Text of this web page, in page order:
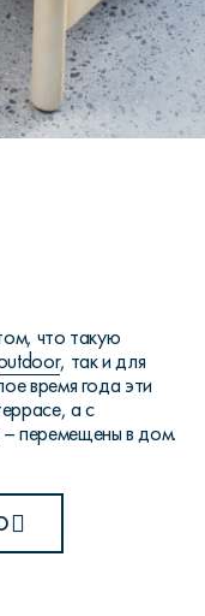
что такую
, так и для
время года эти
а с
– перемещены в дом.